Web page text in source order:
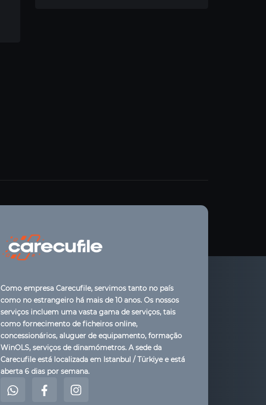
Como empresa Carecufile, servimos tanto no país
como no estrangeiro há mais de 10 anos. Os nossos
serviços incluem uma vasta gama de serviços, tais
como fornecimento de ficheiros online,
concessionários, aluguer de equipamento, formação
WinOLS, serviços de dinamómetros. A sede da
Carecufile está localizada em Istanbul / Türkiye e está
aberta 6 dias por semana.